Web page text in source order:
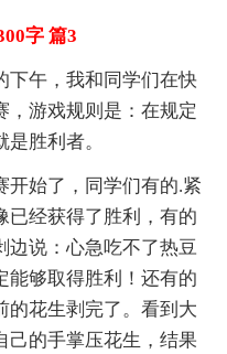
字 篇3
下午，我和同学们在快
，游戏规则是：在规定
胜利者。
开始了，同学们有的.紧
已经获得了胜利，有的
边说：心急吃不了热豆
能够取得胜利！还有的
的花生剥完了。看到大
己的手掌压花生，结果